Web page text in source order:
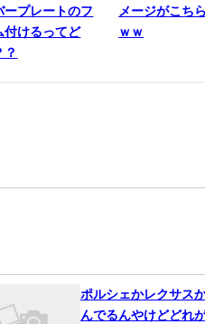
ープレートのフ
付けるってど
？
メージがこち
ｗｗ
ポルシェかレクサス
んでるんやけどどれ